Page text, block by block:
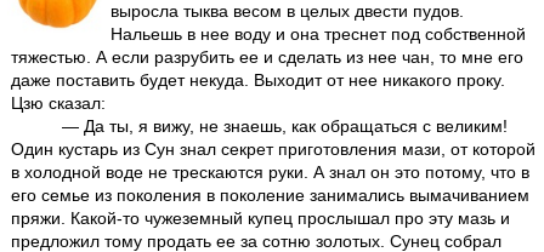
выросла тыква весом в целых двести пудов.
Нальешь в нее воду и она треснет под собственной
тяжестью. А если разрубить ее и сделать из нее чан, то мне его
даже поставить будет некуда. Выходит от нее никакого проку.
Цзю сказал:
— Да ты, я вижу, не знаешь, как обращаться с великим!
Один кустарь из Сун знал секрет приготовления мази, от которой
в холодной воде не трескаются руки. А знал он это потому, что в
его семье из поколения в поколение занимались вымачиванием
пряжи. Какой-то чужеземный купец прослышал про эту мазь и
предложил тому продать ее за сотню золотых. Сунец собрал